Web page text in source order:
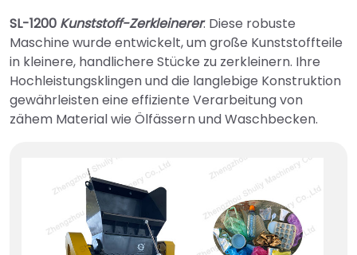
SL-1200 Kunststoff-Zerkleinerer: Diese robuste
Maschine wurde entwickelt, um große Kunststoffteile
in kleinere, handlichere Stücke zu zerkleinern. Ihre
Hochleistungsklingen und die langlebige Konstruktion
gewährleisten eine effiziente Verarbeitung von
zähem Material wie Ölfässern und Waschbecken.